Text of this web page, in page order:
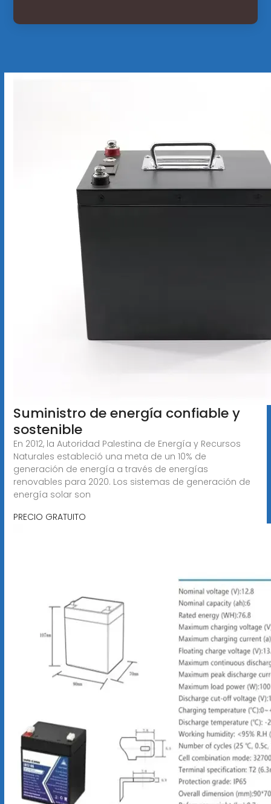
Suministro de energía confiable y
sostenible
En 2012, la Autoridad Palestina de Energía y Recursos
Naturales estableció una meta de un 10% de
generación de energía a través de energías
renovables para 2020. Los sistemas de generación de
energía solar son
PRECIO GRATUITO